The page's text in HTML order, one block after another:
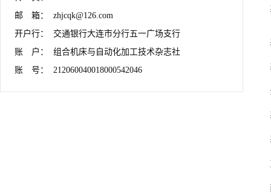
邮　箱：	zhjcqk@126.com
开户行：	交通银行大连市分行五一广场支行
账　户：	组合机床与自动化加工技术杂志社
账　号：	212060040018000542046